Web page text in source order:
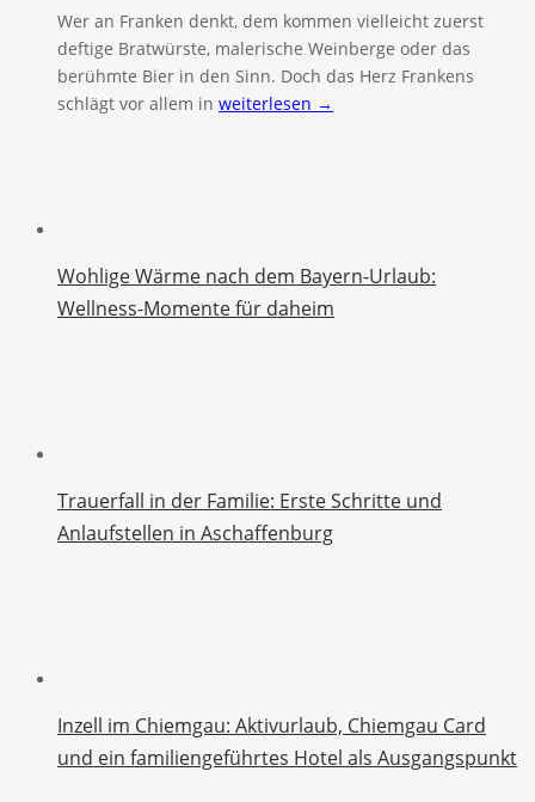
Wer an Franken denkt, dem kommen vielleicht zuerst
deftige Bratwürste, malerische Weinberge oder das
berühmte Bier in den Sinn. Doch das Herz Frankens
schlägt vor allem in weiterlesen →
Wohlige Wärme nach dem Bayern-Urlaub:
Wellness-Momente für daheim
Trauerfall in der Familie: Erste Schritte und
Anlaufstellen in Aschaffenburg
Inzell im Chiemgau: Aktivurlaub, Chiemgau Card
und ein familiengeführtes Hotel als Ausgangspunkt